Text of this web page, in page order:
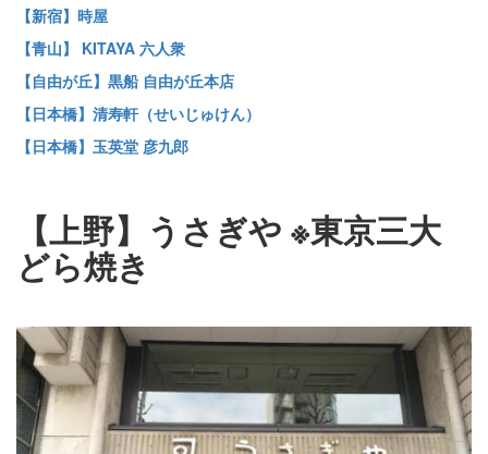
【新宿】時屋
【青山】 KITAYA 六人衆
【自由が丘】黒船 自由が丘本店
【日本橋】清寿軒（せいじゅけん）
【日本橋】玉英堂 彦九郎
【上野】うさぎや ※東京三大
どら焼き